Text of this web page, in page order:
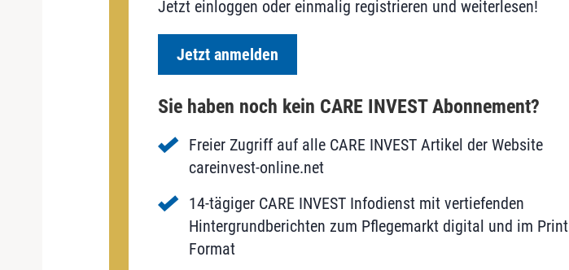
Jetzt einloggen oder einmalig registrieren und weiterlesen!
Jetzt anmelden
Sie haben noch kein CARE INVEST Abonnement?
Freier Zugriff auf alle CARE INVEST Artikel der Website
careinvest-online.net
14-tägiger CARE INVEST Infodienst mit vertiefenden
Hintergrundberichten zum Pflegemarkt digital und im Print
Format